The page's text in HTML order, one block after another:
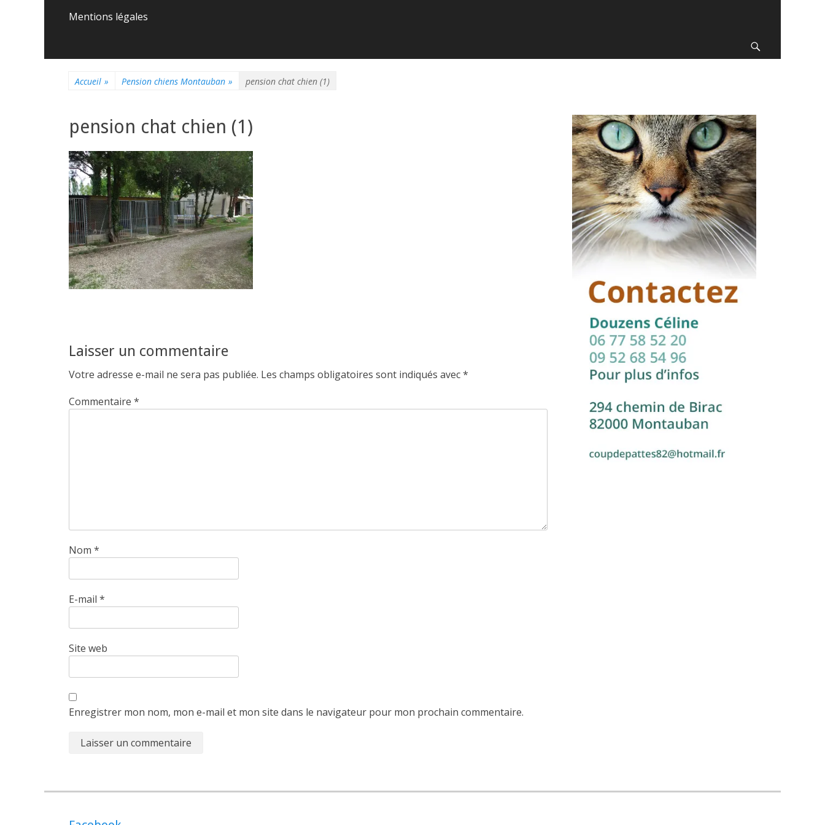
contenu
Mentions légales
Accueil » Pension chiens Montauban » pension chat chien (1)
pension chat chien (1)
Laisser un commentaire
Votre adresse e-mail ne sera pas publiée. Les champs obligatoires sont indiqués avec*
Commentaire *
Nom *
E-mail *
Site web
Enregistrer mon nom, mon e-mail et mon site dans le navigateur pour mon prochain commentaire.